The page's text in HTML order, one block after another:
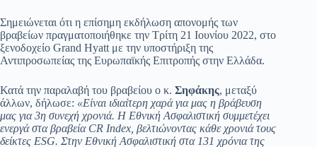
Σημειώνεται ότι η επίσημη εκδήλωση απονομής των
βραβείων πραγματοποιήθηκε την Τρίτη 21 Ιουνίου 2022, στο
ξενοδοχείο Grand Hyatt με την υποστήριξη της
Αντιπροσωπείας της Ευρωπαϊκής Επιτροπής στην Ελλάδα.
Κατά την παραλαβή του βραβείου ο κ. Σηφάκης, μεταξύ
άλλων, δήλωσε: «Είναι ιδιαίτερη χαρά για μας η βράβευση
μας για 3η συνεχή χρονιά. Η Εθνική Ασφαλιστική συμμετέχει
ενεργά στα βραβεία CR Index, βελτιώνοντας κάθε χρονιά τους
δείκτες ESG. Στην Εθνική Ασφαλιστική στα 131 χρόνια της